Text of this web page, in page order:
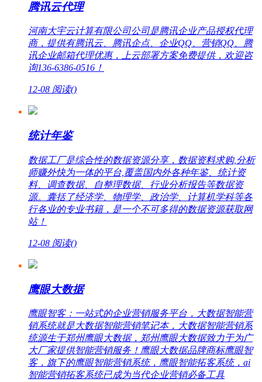
腾讯云代理
河南大宇云计算有限公司公司是腾讯企业产品授权代理
商，提供有腾讯云、腾讯企点、企业QQ、营销QQ、腾
讯企业邮箱代理优惠，上云部署方案免费提供，欢迎咨
询136-6386-0516！
12-08 阅读()
统计年鉴
数据工厂是综合性的数据资源分享，数据资料求购,分析
师赚外快为一体的平台,覆盖国内外各种年鉴、统计资
料、调查数据、自整理数据、行业分析报告等数据资
源。囊括了经济学、物理学、政治学、计算机学科等各
行各业的专业书籍，是一个不可多得的数据资源获取网
站！
12-08 阅读()
鹰眼大数据
鹰眼智客：一站式的企业营销服务平台，大数据智能营
销系统就是大数据智能营销笔记本，大数据智能营销系
统源生于郑州鹰眼大数据，郑州鹰眼大数据致力于为广
大厂家提供智能营销服务！鹰眼大数据品牌商标鹰眼智
客，旗下的鹰眼智能营销系统，鹰眼智能拓客系统，ai
智能营销拓客系统已成为当代企业营销必备工具